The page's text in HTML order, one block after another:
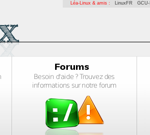
Léa-Linux & amis : LinuxFR GCU-